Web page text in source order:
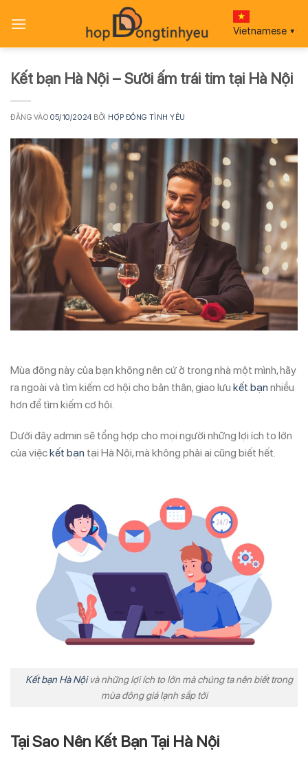
qua
Vietnamese ▼
Kết bạn Hà Nội – Sưởi ấm trái tim tại Hà Nội
ĐĂNG VÀO05/10/2024 BỞI HỢP ĐỒNG TÌNH YÊU
Mùa đông này của bạn không nên cứ ở trong nhà một mình, hãy
ra ngoài và tìm kiếm cơ hội cho bản thân, giao lưu kết bạn nhiều
hơn để tìm kiếm cơ hội.
Dưới đây admin sẽ tổng hợp cho mọi người những lợi ích to lớn
của việckết bạn tại Hà Nội, mà không phải ai cũng biết hết.
Kết bạn Hà Nộivà những lợi ích to lớn mà chúng ta nên biết trong
mùa đông giá lạnh sắp tới
Tại Sao Nên Kết Bạn Tại Hà Nội